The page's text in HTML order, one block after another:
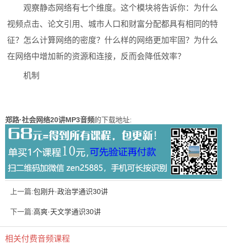
观察静态网络有七个维度。这个模块将告诉你：为什么
视频点击、论文引用、城市人口和财富分配都具有相同的特
征？怎么计算网络的密度？什么样的网络更加牢固？为什么
在网络中增加新的资源和连接，反而会降低效率？
机制
郑路·社会网络20讲MP3音频的下载地址:
上一篇:包刚升·政治学通识30讲
下一篇:高爽·天文学通识30讲
相关付费音频课程